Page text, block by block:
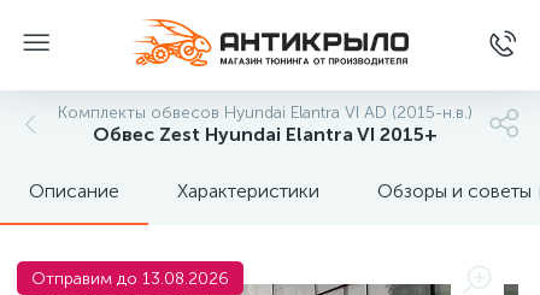
Комплекты обвесов Hyundai Elantra VI AD (2015-н.в.)
Обвес Zest Hyundai Elantra VI 2015+
Описание Характеристики Обзоры и советы
Отправим до 13.08.2026